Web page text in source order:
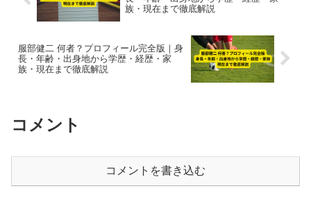
族・現在まで徹底解説
服部健二 何者？プロフィール完全版｜身
長・年齢・出身地から学歴・経歴・家
族・現在まで徹底解説
コメント
コメントを書き込む